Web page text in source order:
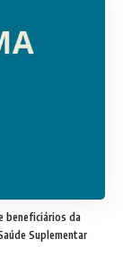
beneficiários da
Suplementar